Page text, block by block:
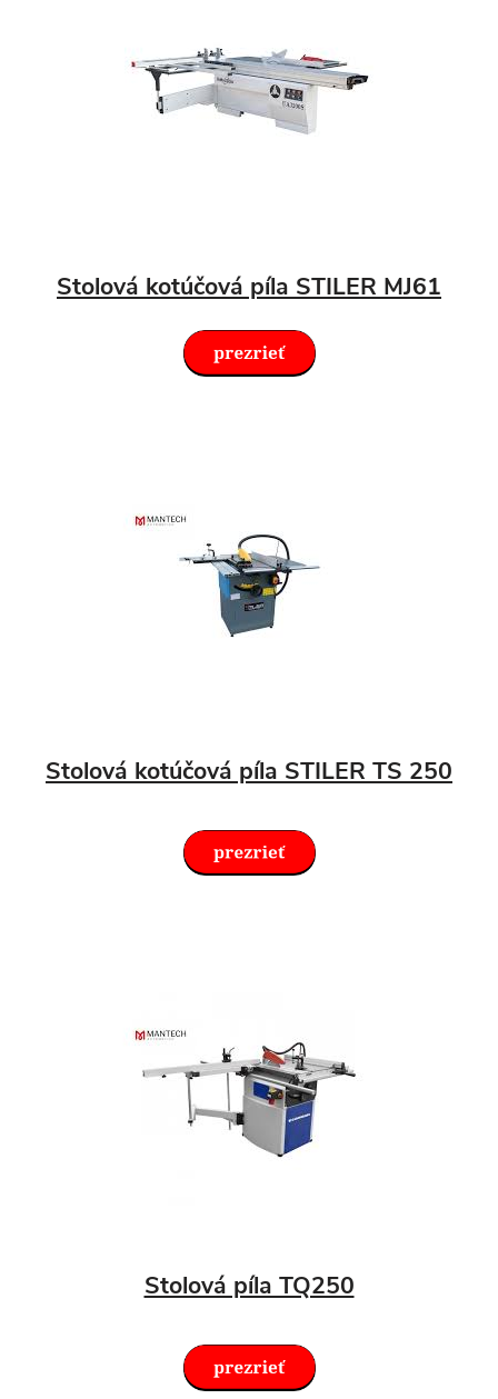
Stolová kotúčová píla STILER MJ61
Stolová kotúčová píla STILER TS 250
Stolová píla TQ250